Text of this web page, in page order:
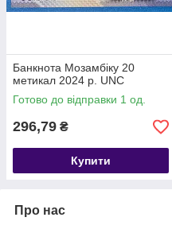
Банкнота Мозамбіку 20
метикал 2024 р. UNC
Готово до відправки 1 од.
296,79 ₴
Купити
Про нас